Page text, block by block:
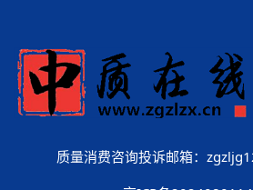
质量消费咨询投诉邮箱：